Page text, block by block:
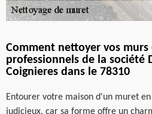
Comment nettoyer vos
professionnels de la société
Coignieres dans le 78310
Entourer votre maison d'un muret
judicieux, car sa forme offre un